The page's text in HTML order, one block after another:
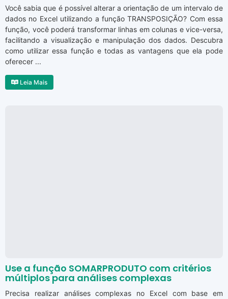
Você sabia que é possível alterar a orientação de um intervalo de
dados no Excel utilizando a função TRANSPOSIÇÃO? Com essa
função, você poderá transformar linhas em colunas e vice-versa,
facilitando a visualização e manipulação dos dados. Descubra
como utilizar essa função e todas as vantagens que ela pode
oferecer ...
Leia Mais
Use a função SOMARPRODUTO com critérios
múltiplos para análises complexas
Precisa realizar análises complexas no Excel com base em